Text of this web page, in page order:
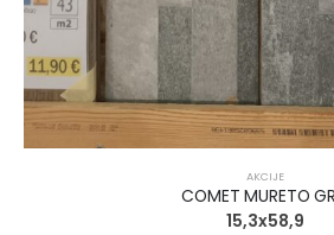
AKCIJE
COMET MURETO
15,3x58,9